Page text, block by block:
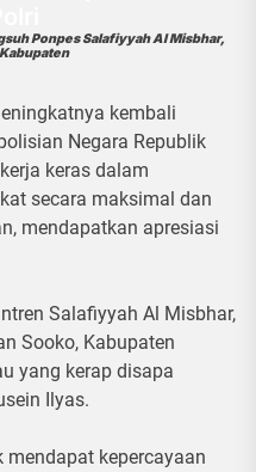
Ponpes Salafiyyah Al Misbhar,
kembali
Negara Republik
keras dalam
secara maksimal dan
mendapatkan apresiasi
Salafiyyah Al Misbhar,
Sooko, Kabupaten
yang kerap disapa
Ilyas.
kepercayaan